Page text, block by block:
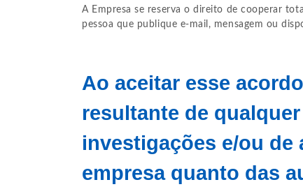
A Empresa se reserva o direito de cooperar
pessoa que publique e-mail, mensagem ou
Ao aceitar esse
resultante de
investigações e/ou
empresa quanto das